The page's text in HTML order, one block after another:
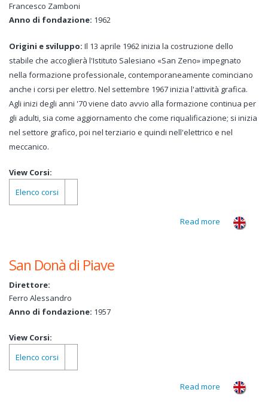
Francesco Zamboni
Anno di fondazione: 1962
Origini e sviluppo: Il 13 aprile 1962 inizia la costruzione dello
stabile che accoglierà l'Istituto Salesiano «San Zeno» impegnato
nella formazione professionale, contemporaneamente cominciano
anche i corsi per elettro. Nel settembre 1967 inizia l'attività grafica.
Agli inizi degli anni '70 viene dato avvio alla formazione continua per
gli adulti, sia come aggiornamento che come riqualificazione; si inizia
nel settore grafico, poi nel terziario e quindi nell'elettrico e nel
meccanico.
View Corsi:
Elenco corsi
Read more about
San Donà di Piave
Direttore:
Ferro Alessandro
Anno di fondazione: 1957
View Corsi:
Elenco corsi
Read more about San